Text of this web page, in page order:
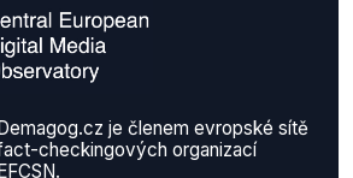
je členem evropské sítě
checkingových organizací